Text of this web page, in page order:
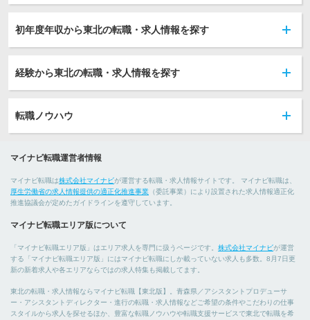
初年度年収から東北の転職・求人情報を探す
経験から東北の転職・求人情報を探す
転職ノウハウ
マイナビ転職運営者情報
マイナビ転職は株式会社マイナビが運営する転職・求人情報サイトです。 マイナビ転職は、
厚生労働省の求人情報提供の適正化推進事業 （委託事業）により設置された求人情報適正化
推進協議会が定めたガイドラインを遵守しています。
マイナビ転職エリア版について
「マイナビ転職エリア版」はエリア求人を専門に扱うページです。 株式会社マイナビが運営
する「マイナビ転職エリア版」にはマイナビ転職にしか載っていない求人も多数。8月7日更
新の新着求人や各エリアならではの求人特集も掲載してます。
東北の転職・求人情報ならマイナビ転職【東北版】。青森県／アシスタントプロデューサ
ー・アシスタントディレクター・進行の転職・求人情報などご希望の条件やこだわりの仕事
スタイルから求人を探せるほか、豊富な転職ノウハウや転職支援サービスで東北で転職を希